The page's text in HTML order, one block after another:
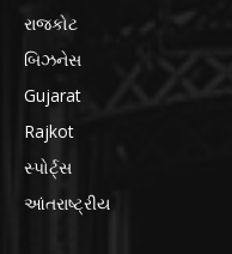
રાજકોટ
બિઝનેસ
Gujarat
Rajkot
સ્પોર્ટ્સ
આંતરાષ્ટ્રીય